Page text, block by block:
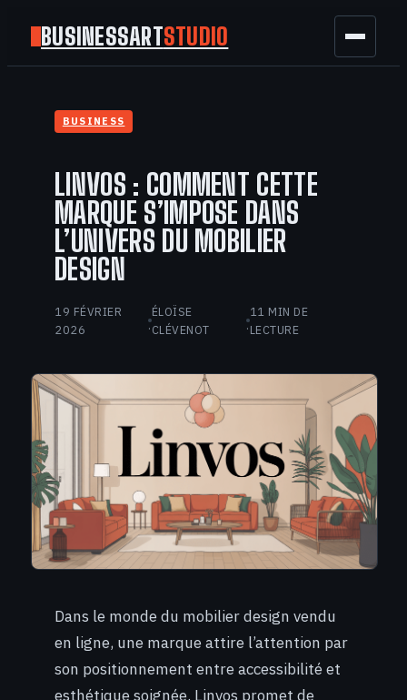
BUSINESSARTSTUDIO
FINANCE
TECH
BUSINESS
LINVOS : COMMENT CETTE
MARQUE S’IMPOSE DANS
L’UNIVERS DU MOBILIER
DESIGN
19 FÉVRIER
2026
·
ÉLOÏSE
CLÉVENOT
·
11 MIN DE
LECTURE
Dans le monde du mobilier design vendu
en ligne, une marque attire l’attention par
son positionnement entre accessibilité et
esthétique soignée. Linvos promet de